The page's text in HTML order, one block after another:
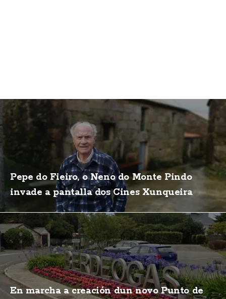
Pepe do Fieiro, o Neno do Monte Pindo
invade a pantalla dos Cines Xunqueira
En marcha a creación dun novo Punto de